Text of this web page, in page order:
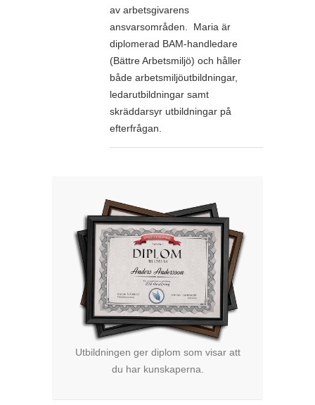
av arbetsgivarens
ansvarsområden. Maria är
diplomerad BAM-handledare
(Bättre Arbetsmiljö) och håller
både arbetsmiljöutbildningar,
ledarutbildningar samt
skräddarsyr utbildningar på
efterfrågan.
Utbildningen ger diplom som visar att
du har kunskaperna.